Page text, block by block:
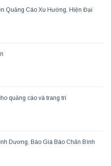
Quảng Cáo Xu Hướng, Hiện Đại
quảng cáo và trang trí
Dương, Báo Giá Bào Chấn Bình